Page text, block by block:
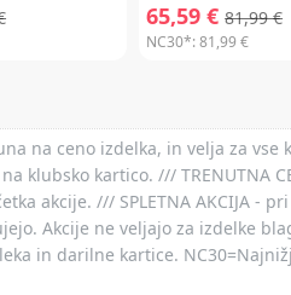
65,59 € 81,99 €
NC30*:81,99 €
na ceno izdelka, in velja za
kartico. /// TRENUTNA
akcije. /// SPLETNA AKCIJA -
Akcije ne veljajo za izdelke
in darilne kartice.